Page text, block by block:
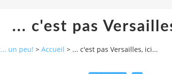
... c'est pas
un peu! > Accueil > ... c'est pas Versailles, ici...